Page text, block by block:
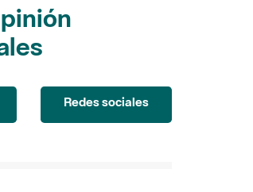
Redes sociales